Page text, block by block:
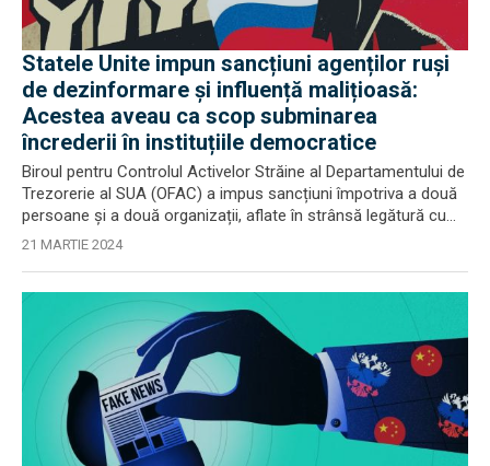
Statele Unite impun sancțiuni agenților ruși
de dezinformare și influență malițioasă:
Acestea aveau ca scop subminarea
încrederii în instituțiile democratice
Biroul pentru Controlul Activelor Străine al Departamentului de
Trezorerie al SUA (OFAC) a impus sancțiuni împotriva a două
persoane și a două organizații, aflate în strânsă legătură cu...
21 MARTIE 2024